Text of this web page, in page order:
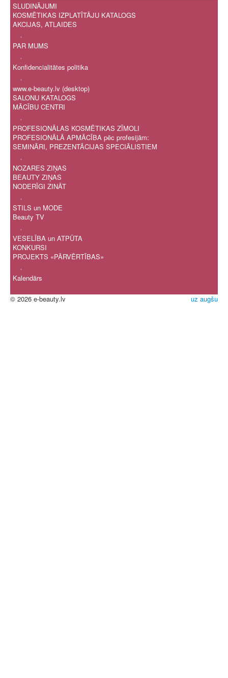
SLUDINĀJUMI
KOSMĒTIKAS IZPLATĪTĀJU KATALOGS
AKCIJAS, ATLAIDES
.
PAR MUMS
.
Konfidencialitātes politika
.
www.e-beauty.lv (desktop)
SALONU KATALOGS
MĀCĪBU CENTRI
.
PROFESIONĀLAS KOSMĒTIKAS ZĪMOLI
PROFESIONĀLĀ APMĀCĪBA pēc profesijām:
SEMINĀRI, PREZENTĀCIJAS SPECIĀLISTIEM
.
NOZARES ZIŅAS
BEAUTY ZIŅAS
NODERĪGI ZINĀT
.
STILS un MODE
Beauty TV
.
VESELĪBA un ATPŪTA
KONKURSI
PROJEKTS «PĀRVĒRTĪBAS»
.
Kalendārs
uz augšu
© 2026 e-beauty.lv